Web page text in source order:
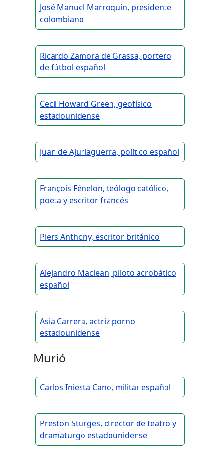
José Manuel Marroquín, presidente
colombiano
Ricardo Zamora de Grassa, portero
de fútbol español
Cecil Howard Green, geofísico
estadounidense
Juan de Ajuriaguerra, político español
François Fénelon, teólogo católico,
poeta y escritor francés
Piers Anthony, escritor británico
Alejandro Maclean, piloto acrobático
español
Asia Carrera, actriz porno
estadounidense
Murió
Carlos Iniesta Cano, militar español
Preston Sturges, director de teatro y
dramaturgo estadounidense